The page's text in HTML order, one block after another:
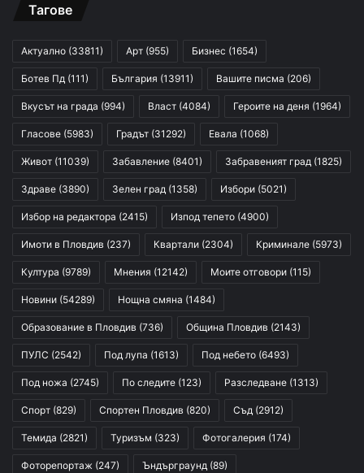
Тагове
Актуално (33811) Арт (955) Бизнес (1654)
Ботев Пд (111) България (13911) Вашите писма (206)
Вкусът на града (994) Власт (4084) Героите на деня (1964)
Гласове (5983) Градът (31292) Евала (1068)
Живот (11039) Забавление (8401) Забравеният град (1825)
Здраве (3890) Зелен град (1358) Избори (5021)
Избор на редактора (2415) Изпод тепето (4900)
Имоти в Пловдив (237) Квартали (2304) Криминале (5973)
Култура (9789) Мнения (12142) Моите отговори (115)
Новини (54289) Нощна смяна (1484)
Образование в Пловдив (736) Община Пловдив (2143)
ПУЛС (2542) Под лупа (1613) Под небето (6493)
Под ножа (2745) По следите (123) Разследване (1313)
Спорт (829) Спортен Пловдив (820) Съд (2912)
Темида (2821) Туризъм (323) Фотогалерия (174)
Фоторепортаж (247) Ъндърграунд (89)